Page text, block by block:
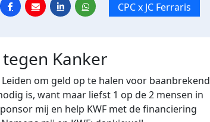
CPC x JC Ferraris
Kanker
om geld op te halen voor baanbrekend
is, want maar liefst 1 op de 2 mensen in
mij en help KWF met de financiering